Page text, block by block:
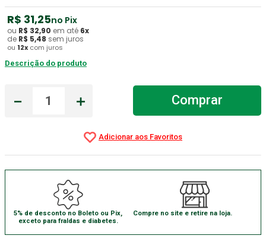
R$ 31,25no Pix
ou R$ 32,90 em até 6x
de R$ 5,48 sem juros
ou 12x com juros
Descrição do produto
＋
－ Comprar
5% de desconto no Boleto ou Pix,
exceto para fraldas e diabetes.
Compre no site e retire na loja.
4º Estetoscopio Littmann
5 º Littmann
º Absorvente Geriatrico
Aparelho Pressão